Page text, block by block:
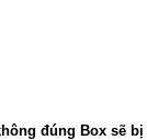
đúng Box sẽ